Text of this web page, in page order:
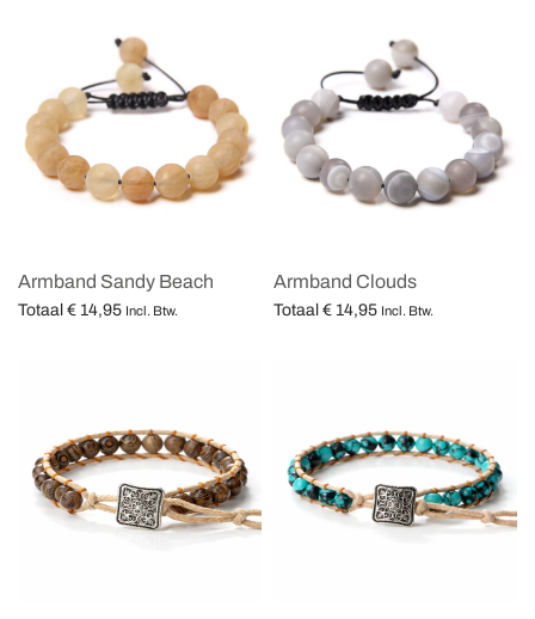
Armband Sandy Beach
Totaal € 14,95 Incl. Btw.
Armband Clouds
Totaal € 14,95 Incl. Btw.